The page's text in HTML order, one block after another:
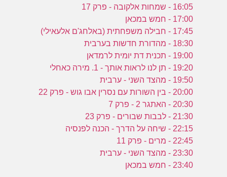
16:05 - שמחות אלקובה - פרק 17
17:00 - חמש במכאן
17:45 - חבילה משפחתית (באלחג'ם אלעאילי)
18:30 - מהדורת חדשות בערבית
19:00 - תכנית דת יומית לרמדאן
19:20 - תן לנו לראות אותך - 1. מירה כאחלי
19:50 - מהצד השני - ערבית
20:00 - בין השורות עם נסרין אבו גוש - פרק 22
20:30 - האתגר 2 - פרק 7
21:30 - לבבות שבורים - פרק 23
22:15 - שיחה על הדרך - הכנה לפנסיה
22:45 - מרים - פרק 11
23:30 - מהצד השני - ערבית
23:40 - חמש במכאן